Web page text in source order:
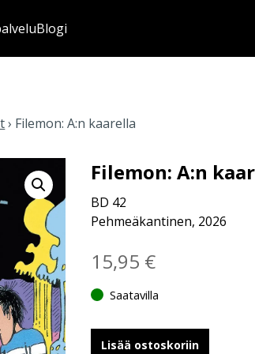
Blogi
› Filemon: A:n kaarella
Filemon: A:n
BD 42
Pehmeäkantinen, 2026
15,95 €
Saatavilla
Lisää ostoskoriin